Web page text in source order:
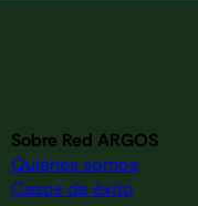
Sobre Red ARGOS
Quiénes somos
Casos de éxito